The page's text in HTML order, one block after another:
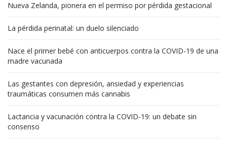
Nueva Zelanda, pionera en el permiso por pérdida gestacional
La pérdida perinatal: un duelo silenciado
Nace el primer bebé con anticuerpos contra la COVID-19 de una
madre vacunada
Las gestantes con depresión, ansiedad y experiencias
traumáticas consumen más cannabis
Lactancia y vacunación contra la COVID-19: un debate sin
consenso